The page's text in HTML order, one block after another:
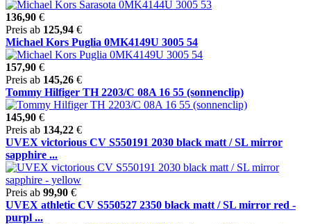
136,90 €
Preis ab 125,94 €
Michael Kors Puglia 0MK4149U 3005 54
157,90 €
Preis ab 145,26 €
Tommy Hilfiger TH 2203/C 08A 16 55 (sonnenclip)
145,90 €
Preis ab 134,22 €
UVEX victorious CV S550191 2030 black matt / SL mirror
sapphire ...
Preis ab 99,90 €
UVEX athletic CV S550527 2350 black matt / SL mirror red -
purpl ...